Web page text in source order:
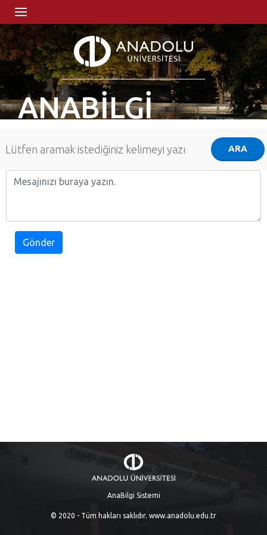
ANABİLGİ
AnaBilgi Sistemi
© 2020 - Tüm hakları saklıdır. www.anadolu.edu.tr